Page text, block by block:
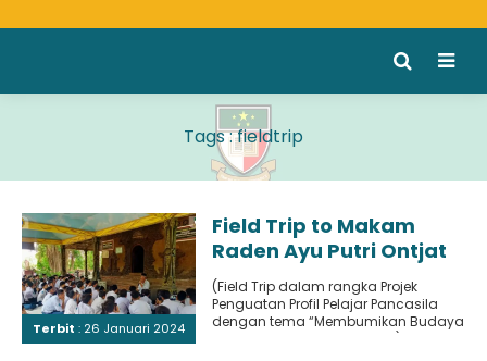
Tags : fieldtrip
Terbit : 26 Januari 2024
Field Trip to Makam
Raden Ayu Putri Ontjat
Tondo Wurung
(Field Trip dalam rangka Projek
Penguatan Profil Pelajar Pancasila
dengan tema “Membumikan Budaya
dan Melangitkan Kreatifitas) Tujuan